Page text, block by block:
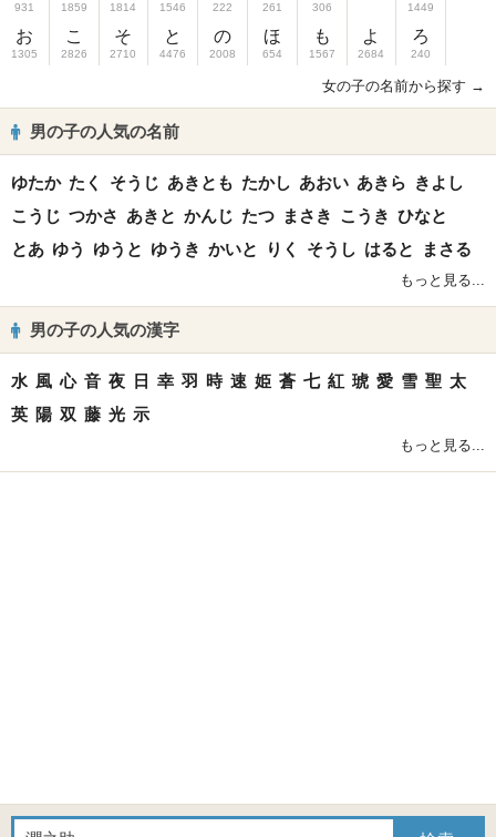
931
お
1305
1859
こ
2826
1814
そ
2710
1546
と
4476
222
の
2008
261
ほ
654
306
も
1567
よ
2684
1449
ろ
240
女の子の名前から探す →
男の子の人気の名前
ゆたか たく そうじ あきとも たかし あおい あきら きよし
こうじ つかさ あきと かんじ たつ まさき こうき ひなと
とあ ゆう ゆうと ゆうき かいと りく そうし はると まさる
もっと見る...
男の子の人気の漢字
水 風 心 音 夜 日 幸 羽 時 速 姫 蒼 七 紅 琥 愛 雪 聖 太
英 陽 双 藤 光 示
もっと見る...